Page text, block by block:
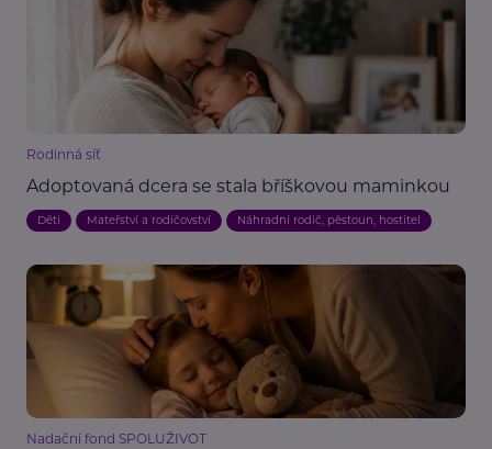
Rodinná síť
Adoptovaná dcera se stala bříškovou maminkou
Děti Mateřství a rodičovství Náhradní rodič, pěstoun, hostitel
Nadační fond SPOLUŽIVOT